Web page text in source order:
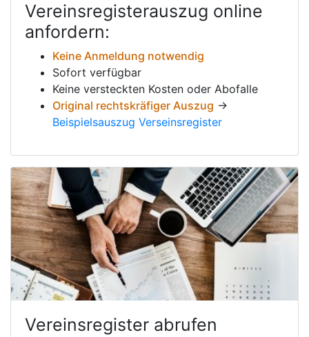
Vereinsregisterauszug online
anfordern:
Keine Anmeldung notwendig
Sofort verfügbar
Keine versteckten Kosten oder Abofalle
Original rechtskräfiger Auszug →
Beispielsauszug Verseinsregister
Vereinsregister abrufen